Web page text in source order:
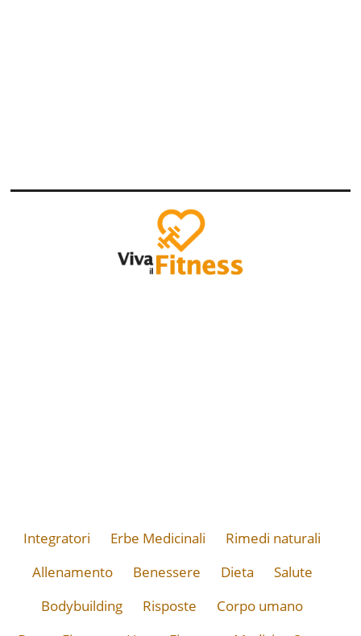
Integratori Erbe Medicinali
Rimedi naturali
Allenamento
Benessere Dieta
Salute
Bodybuilding
Risposte
Corpo umano